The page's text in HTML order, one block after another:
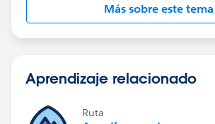
Más sobre este tema
Aprendizaje relacionado
Ruta